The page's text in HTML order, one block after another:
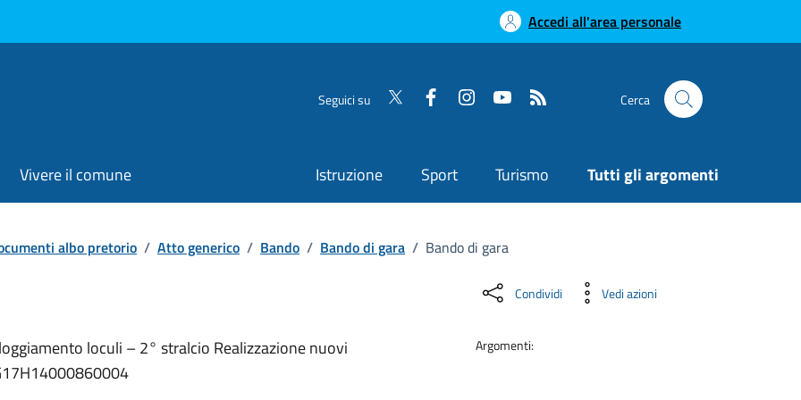
Accedi all'area personale
Seguici su Cerca
Vivere il comune Istruzione Sport Turismo Tutti gli argomenti
albo pretorio / Atto generico / Bando / Bando di gara / Bando di gara
loculi – 2° stralcio Realizzazione nuovi
Condividi Vedi azioni
Argomenti: